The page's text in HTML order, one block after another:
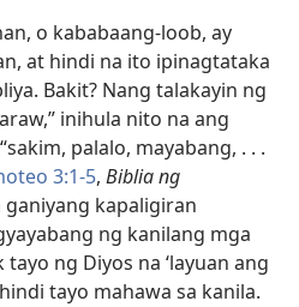
o kababaang-loob, ay
at hindi na ito ipinagtataka
Bakit? Nang talakayin ng
inihula nito na ang
palalo, mayabang, . . .
3:1-5, Biblia ng
ganiyang kapaligiran
ng kanilang mga
ng Diyos na ‘layuan ang
tayo mahawa sa kanila.